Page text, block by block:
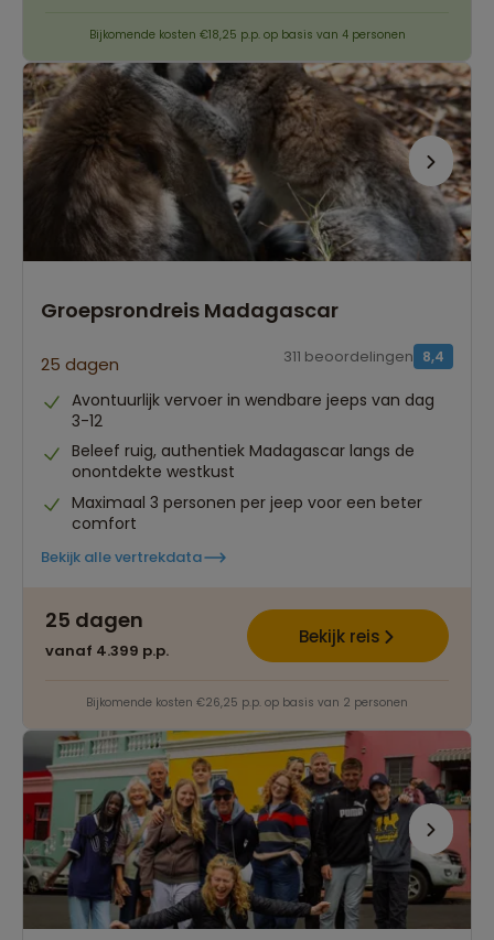
Bijkomende kosten €18,25 p.p. op basis van 4 personen
Groepsrondreis Madagascar
25 dagen 8,4
311 beoordelingen
Avontuurlijk vervoer in wendbare jeeps van dag
3-12
Beleef ruig, authentiek Madagascar langs de
onontdekte westkust
Maximaal 3 personen per jeep voor een beter
comfort
Bekijk alle vertrekdata
25 dagen
vanaf 4.399 p.p.
Bekijk reis
Bijkomende kosten €26,25 p.p. op basis van 2 personen